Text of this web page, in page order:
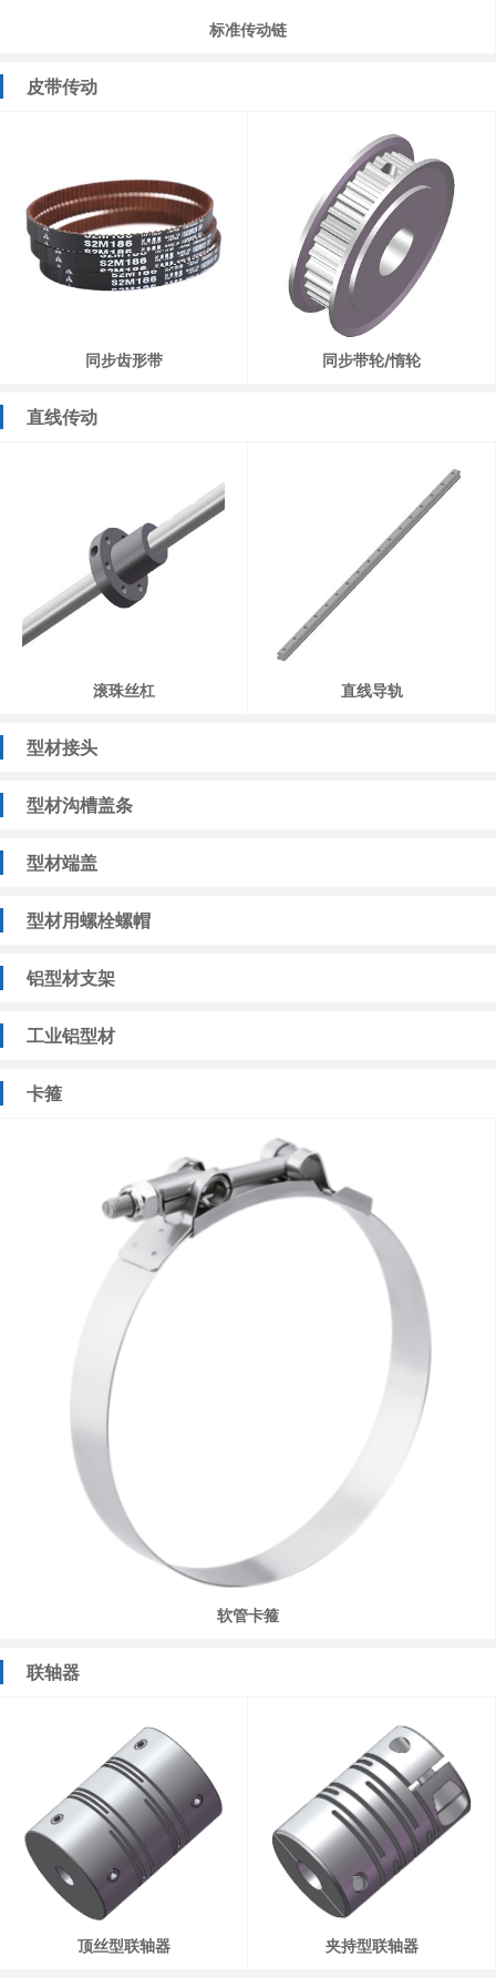
标准传动链
皮带传动
同步齿形带 同步带轮/惰轮
直线传动
滚珠丝杠 直线导轨
型材接头
型材沟槽盖条
型材端盖
型材用螺栓螺帽
铝型材支架
工业铝型材
卡箍
软管卡箍
联轴器
顶丝型联轴器 夹持型联轴器